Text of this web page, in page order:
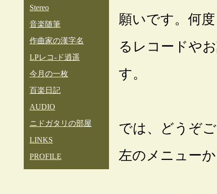
Stereo
音楽随筆
作曲家の漢字名
LPレコ-ド逍遥
今月の一枚
百楽日記
AUDIO
ニドガタリの部屋
LINKS
PROFILE
願いです。何
るレコードや
す。
では、どうぞ
左のメニュー